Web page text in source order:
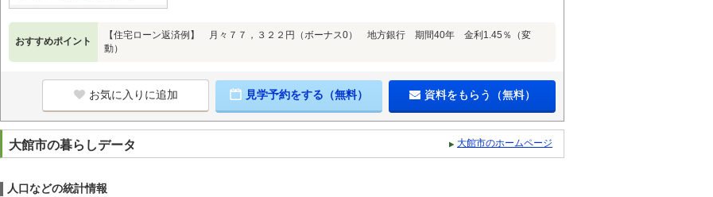
おすすめポイント
【住宅ローン返済例】 月々７７，３２２円（ボーナス0） 地方銀行 期間40年 金利1.45％（変
動）
お気に入りに追加 見学予約をする（無料） 資料をもらう（無料）
大館市の暮らしデータ 大館市のホームページ
人口などの統計情報